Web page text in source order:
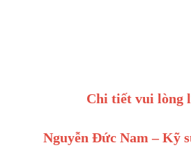
Chi tiết vui lòng
Nguyễn Đức Nam – Kỹ